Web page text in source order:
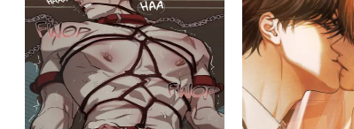
Mỗi Ngày Đều Muốn Làm Bệnh Kiều